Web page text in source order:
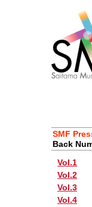
SMF
Back
Vol.1
Vol.2
Vol.3
Vol.4